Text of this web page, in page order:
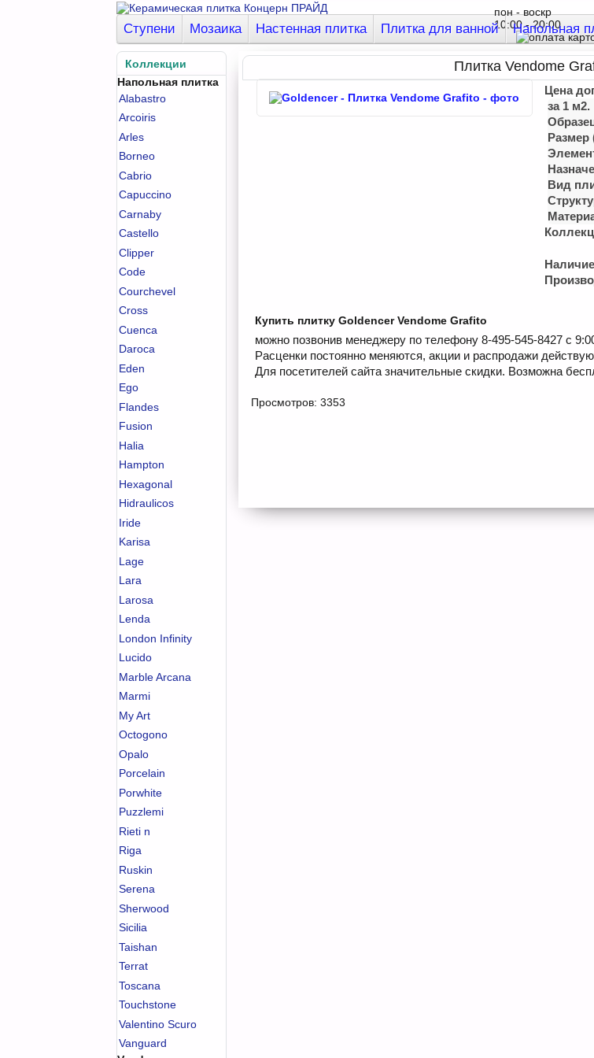
пон - воскр
10:00 - 20:00
Ступени Мозаика Настенная плитка Плитка для ванной Напольная
Коллекции
Напольная плитка
Alabastro
Arcoiris
Arles
Borneo
Cabrio
Capuccino
Carnaby
Castello
Clipper
Code
Courchevel
Cross
Cuenca
Daroca
Eden
Ego
Flandes
Fusion
Halia
Hampton
Hexagonal
Hidraulicos
Iride
Karisa
Lage
Lara
Larosa
Lenda
London Infinity
Lucido
Marble Arcana
Marmi
My Art
Octogono
Opalo
Porcelain
Porwhite
Puzzlemi
Rieti n
Riga
Ruskin
Serena
Sherwood
Sicilia
Taishan
Terrat
Toscana
Touchstone
Valentino Scuro
Vanguard
Плитка Vendome
Цена
за 1 м2.
Размер
Вид
Купить плитку Goldencer Vendome Grafito
можно позвонив менеджеру по телефону 8-495-545-8427 с
Расценки постоянно меняются, акции и распродажи
Для посетителей сайта значительные скидки. Возможна
Просмотров: 3353